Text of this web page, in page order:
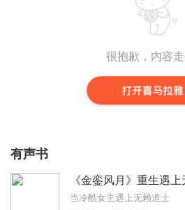
很抱歉，内容
有声书
《金銮风月》重生遇
当冷酷女主遇上无赖道士